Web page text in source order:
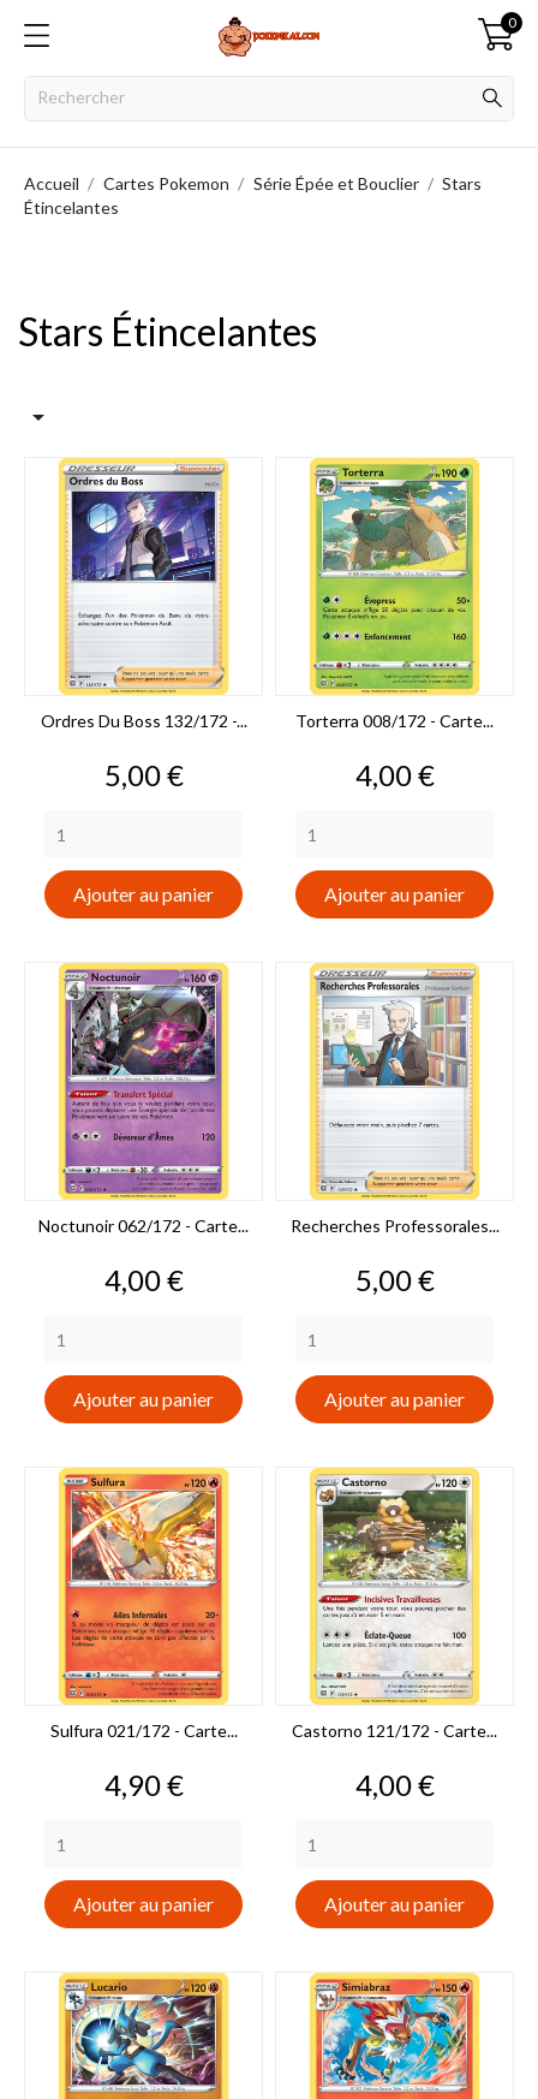
0
Accueil Cartes Pokemon Série Épée et Bouclier
Stars
Étincelantes
Stars Étincelantes

Ordres Du Boss 132/172 -...
Prix
5,00 €
Ajouter au panier
Torterra 008/172 - Carte...
Prix
4,00 €
Ajouter au panier
Noctunoir 062/172 - Carte...
Prix
4,00 €
Ajouter au panier
Recherches Professorales...
Prix
5,00 €
Ajouter au panier
Sulfura 021/172 - Carte...
Prix
4,90 €
Ajouter au panier
Castorno 121/172 - Carte...
Prix
4,00 €
Ajouter au panier